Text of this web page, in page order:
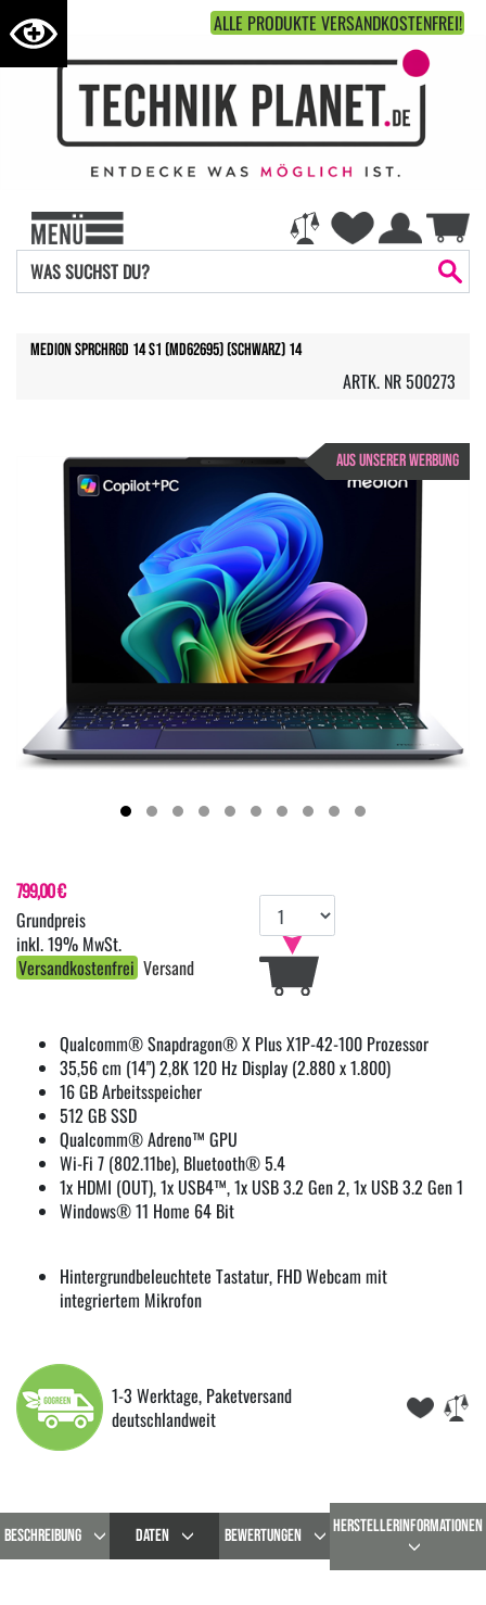
ALLE PRODUKTE VERSANDKOSTENFREI!
Medion SPRCHRGD 14 S1 (MD62695) (Schwarz) 14
ARTK. NR 500273
AUS UNSERER WERBUNG
Qualcomm® Snapdragon® X Plus X1P-42-100 Prozessor
35,56 cm (14") 2,8K 120 Hz Display (2.880 x 1.800)
16 GB Arbeitsspeicher
512 GB SSD
Qualcomm® Adreno™ GPU
Wi-Fi 7 (802.11be), Bluetooth® 5.4
1x HDMI (OUT), 1x USB4™, 1x USB 3.2 Gen 2, 1x USB 3.2 Gen 1
Windows® 11 Home 64 Bit
Hintergrundbeleuchtete Tastatur, FHD Webcam mit
integriertem Mikrofon
1-3 Werktage, Paketversand
deutschlandweit
799,00 €
inkl. 19% MwSt.
Versandkostenfrei Versand
BESCHREIBUNG DATEN BEWERTUNGEN HERSTELLERINFORMATIONEN